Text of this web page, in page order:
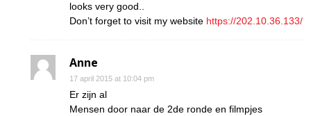
looks very good..
Don’t forget to visit my website https://202.10.36.133/
Anne
17 april 2015 at 10:04 pm
Er zijn al
Mensen door naar de 2de ronde en filmpjes